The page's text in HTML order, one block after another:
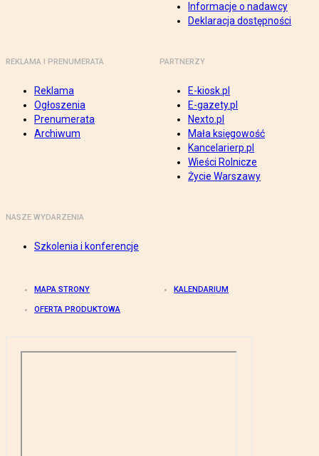
Informacje o nadawcy
Deklaracja dostępności
REKLAMA I PRENUMERATA
Reklama
Ogłoszenia
Prenumerata
Archiwum
PARTNERZY
E-kiosk.pl
E-gazety.pl
Nexto.pl
Mała księgowość
Kancelarierp.pl
Wieści Rolnicze
Życie Warszawy
NASZE WYDARZENIA
Szkolenia i konferencje
MAPA STRONY KALENDARIUM
OFERTA PRODUKTOWA